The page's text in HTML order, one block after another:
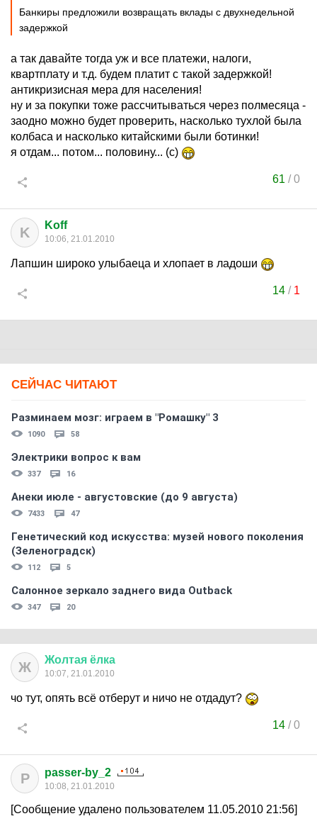
Банкиры предложили возвращать вклады с двухнедельной
задержкой
а так давайте тогда уж и все платежи, налоги,
квартплату и т.д. будем платит с такой задержкой!
антикризисная мера для населения!
ну и за покупки тоже рассчитываться через полмесяца -
заодно можно будет проверить, насколько тухлой была
колбаса и насколько китайскими были ботинки!
я отдам... потом... половину... (с)
61 /0
K Koff
10:06, 21.01.2010
Лапшин широко улыбаеца и хлопает в ладоши
14 / 1
СЕЙЧАС ЧИТАЮТ
Разминаем мозг: играем в "Ромашку" 3
1090 58
Электрики вопрос к вам
337 16
Анеки июле - августовские (до 9 августа)
7433 47
Генетический код искусства: музей нового поколения
(Зеленоградск)
112 5
Салонное зеркало заднего вида Outback
347 20
Ж Жолтая ёлка
10:07, 21.01.2010
чо тут, опять всё отберут и ничо не отдадут?
14 /0
P passer-by_2
10:08, 21.01.2010
[Сообщение удалено пользователем 11.05.2010 21:56]